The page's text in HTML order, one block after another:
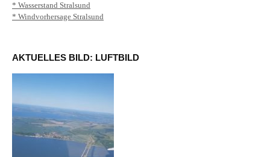
* Wasserstand Stralsund
* Windvorhersage Stralsund
AKTUELLES BILD: LUFTBILD